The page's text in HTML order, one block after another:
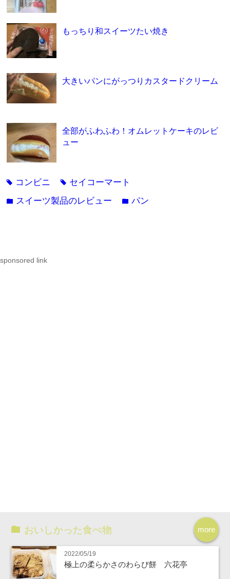
もっちり和スイーツたい焼き
大きいパンにがっつりカスタードクリーム
全部がふわふわ！オムレットケーキのレビ
ュー
tag コンビニ tag セイコーマート
folder スイーツ製品のレビュー folderパン
sponsored link
more
おいしかった食べ物
2022/05/19
極上の柔らかさのわらび餅 六花亭